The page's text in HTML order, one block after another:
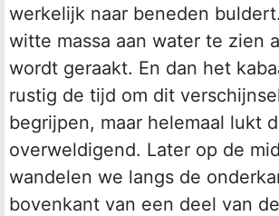
werkelijk naar beneden
witte massa aan water te zien
wordt geraakt. En dan het
rustig de tijd om dit
begrijpen, maar helemaal lukt
overweldigend. Later op de
wandelen we langs de
bovenkant van een deel van